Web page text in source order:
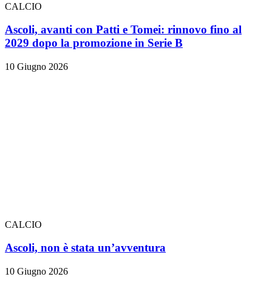
CALCIO
Ascoli, avanti con Patti e Tomei: rinnovo fino al
2029 dopo la promozione in Serie B
10 Giugno 2026
CALCIO
Ascoli, non è stata un’avventura
10 Giugno 2026